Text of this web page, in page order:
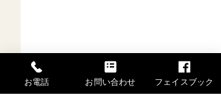
お電話 お問い合わせ フェイスブック